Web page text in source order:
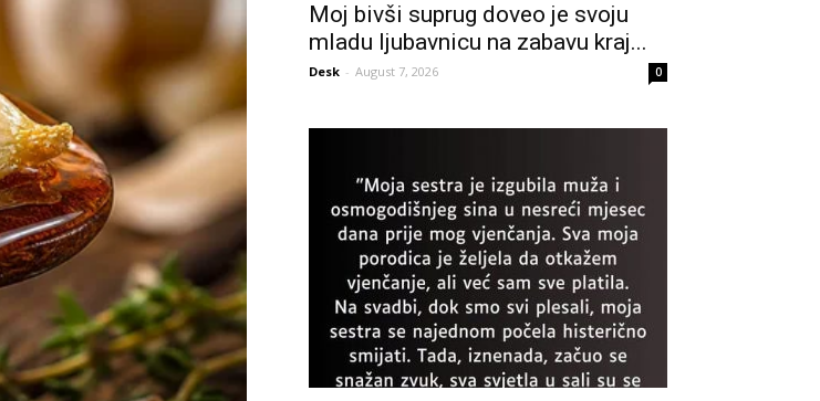
Moj bivši suprug doveo je svoju
mladu ljubavnicu na zabavu kraj...
Desk - August 7, 2026 0